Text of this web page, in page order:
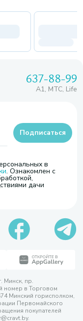
637-88-99
A1, МТС, Life
в
. Ознакомлен с
дачи
Подписаться
Минск, пр.
номер в Торговом
Минский горисполком,
Первомайского
покупателей